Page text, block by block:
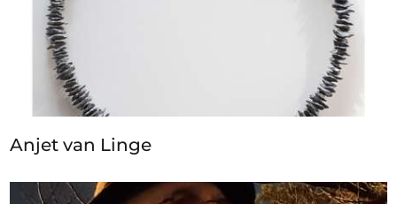
Anjet van Linge